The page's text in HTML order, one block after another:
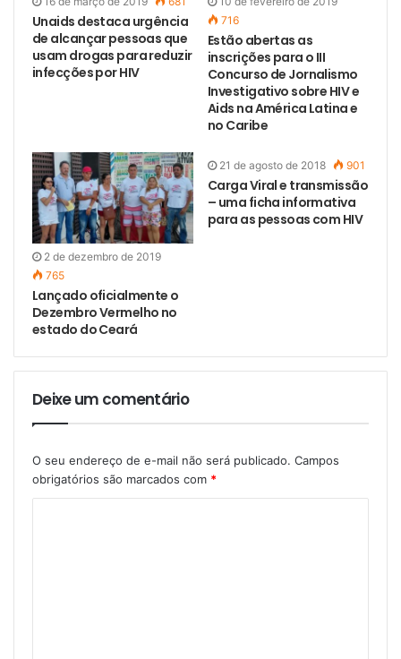
Unaids destaca urgência
de alcançar pessoas que
usam drogas para reduzir
infecções por HIV
716
Estão abertas as
inscrições para o III
Concurso de Jornalismo
Investigativo sobre HIV e
Aids na América Latina e
no Caribe
2 de dezembro de 2019
765
Lançado oficialmente o
Dezembro Vermelho no
estado do Ceará
21 de agosto de 2018 901
Carga Viral e transmissão
– uma ficha informativa
para as pessoas com HIV
Deixe um comentário
O seu endereço de e-mail não será publicado. Campos
obrigatórios são marcados com *